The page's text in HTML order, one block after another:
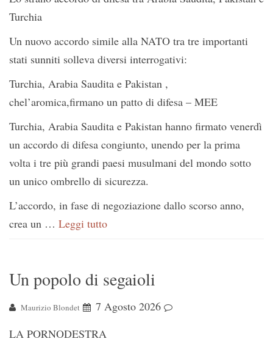
Turchia
Un nuovo accordo simile alla NATO tra tre importanti
stati sunniti solleva diversi interrogativi:
Turchia, Arabia Saudita e Pakistan ,
chel’aromica,firmano un patto di difesa – MEE
Turchia, Arabia Saudita e Pakistan hanno firmato venerdì
un accordo di difesa congiunto, unendo per la prima
volta i tre più grandi paesi musulmani del mondo sotto
un unico ombrello di sicurezza.
L’accordo, in fase di negoziazione dallo scorso anno,
crea un … Leggi tutto
Un popolo di segaioli
Maurizio Blondet
7 Agosto 2026
LA PORNODESTRA